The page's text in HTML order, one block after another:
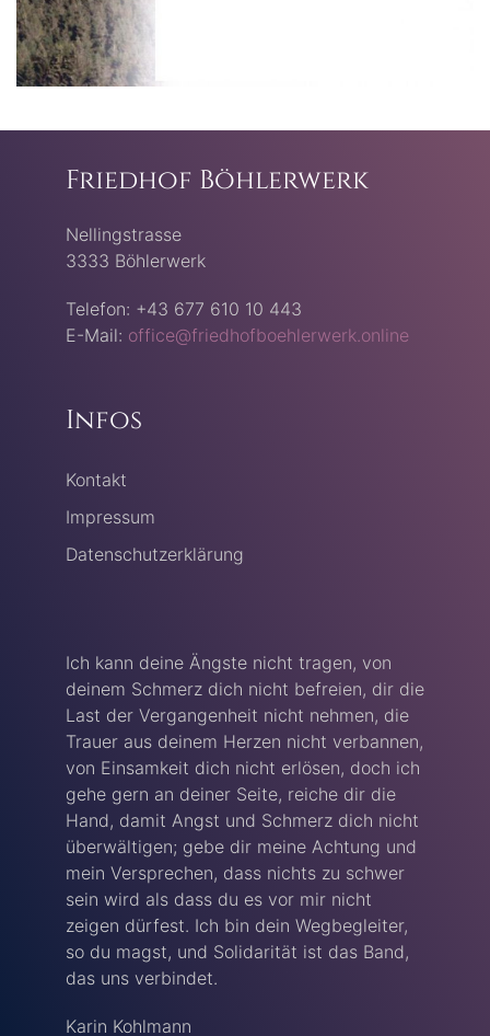
Friedhof Böhlerwerk
Nellingstrasse
3333 Böhlerwerk
Telefon: +43 677 610 10 443
E-Mail: office@friedhofboehlerwerk.online
Infos
Kontakt
Impressum
Datenschutzerklärung
Ich kann deine Ängste nicht tragen, von
deinem Schmerz dich nicht befreien, dir die
Last der Vergangenheit nicht nehmen, die
Trauer aus deinem Herzen nicht verbannen,
von Einsamkeit dich nicht erlösen, doch ich
gehe gern an deiner Seite, reiche dir die
Hand, damit Angst und Schmerz dich nicht
überwältigen; gebe dir meine Achtung und
mein Versprechen, dass nichts zu schwer
sein wird als dass du es vor mir nicht
zeigen dürfest. Ich bin dein Wegbegleiter,
so du magst, und Solidarität ist das Band,
das uns verbindet.
Karin Kohlmann